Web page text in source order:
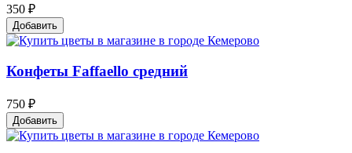
350 ₽
Добавить
Конфеты Faffaello средний
750 ₽
Добавить